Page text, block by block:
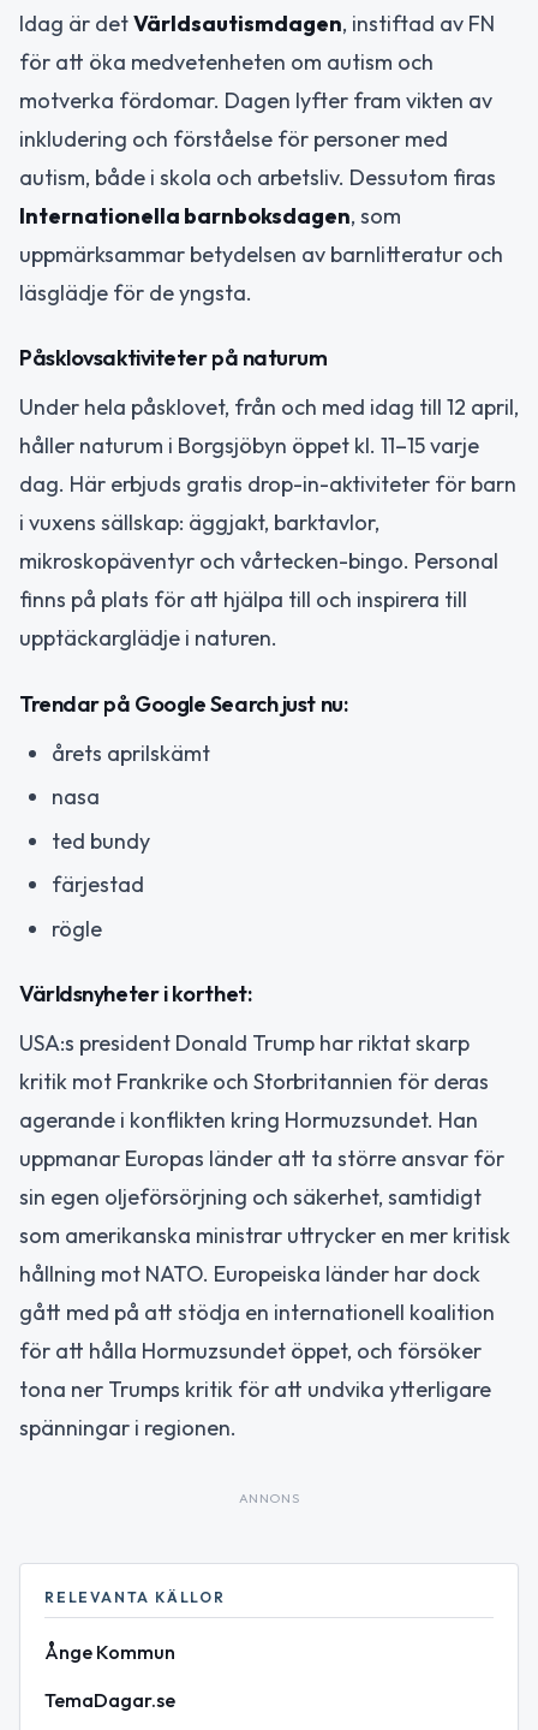
Idag är detVärldsautismdagen, instiftad av FN
för att öka medvetenheten om autism och
motverka fördomar. Dagen lyfter fram vikten av
inkludering och förståelse för personer med
autism, både i skola och arbetsliv. Dessutom firas
Internationella barnboksdagen, som
uppmärksammar betydelsen av barnlitteratur och
läsglädje för de yngsta.
Påsklovsaktiviteter på naturum
Under hela påsklovet, från och med idag till 12 april,
håller naturum i Borgsjöbyn öppet kl. 11–15 varje
dag. Här erbjuds gratis drop-in-aktiviteter för barn
i vuxens sällskap: äggjakt, barktavlor,
mikroskopäventyr och vårtecken-bingo. Personal
finns på plats för att hjälpa till och inspirera till
upptäckarglädje i naturen.
Trendar på Google Search just nu:
årets aprilskämt
nasa
ted bundy
färjestad
rögle
Världsnyheter i korthet:
USA:s president Donald Trump har riktat skarp
kritik mot Frankrike och Storbritannien för deras
agerande i konflikten kring Hormuzsundet. Han
uppmanar Europas länder att ta större ansvar för
sin egen oljeförsörjning och säkerhet, samtidigt
som amerikanska ministrar uttrycker en mer kritisk
hållning mot NATO. Europeiska länder har dock
gått med på att stödja en internationell koalition
för att hålla Hormuzsundet öppet, och försöker
tona ner Trumps kritik för att undvika ytterligare
spänningar i regionen.
ANNONS
RELEVANTA KÄLLOR
Ånge Kommun
TemaDagar.se